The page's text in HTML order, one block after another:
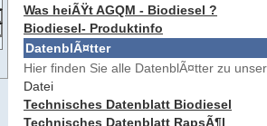
Was heiÃŸt AGQM - Biodiesel ?
Biodiesel- Produktinfo
DatenblÃ¤tter
Hier finden Sie alle DatenblÃ¤tter zu
Datei
Technisches Datenblatt Biodiesel
Technisches Datenblatt RapsÃ¶l